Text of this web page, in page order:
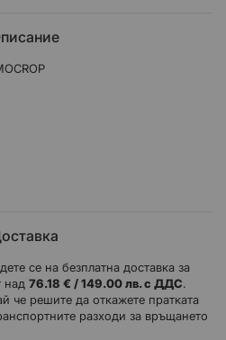
се на безплатна доставка за
над 76.18 € / 149.00 лв. с ДДС.
че решите да откажете пратката
разходи за връщането